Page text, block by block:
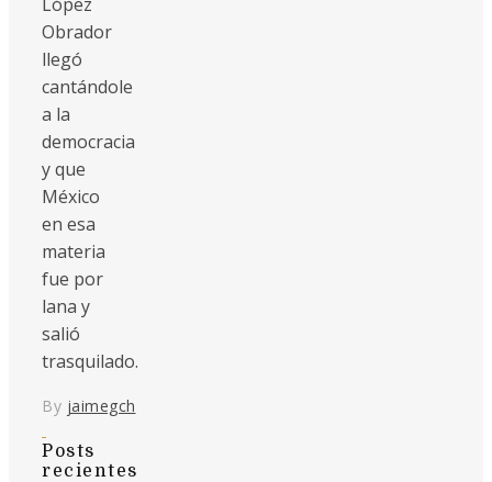
Obrador
llegó
cantándole
a la
democracia
y que
México
en esa
materia
fue por
lana y
salió
trasquilado.
By jaimegch
Posts
recientes